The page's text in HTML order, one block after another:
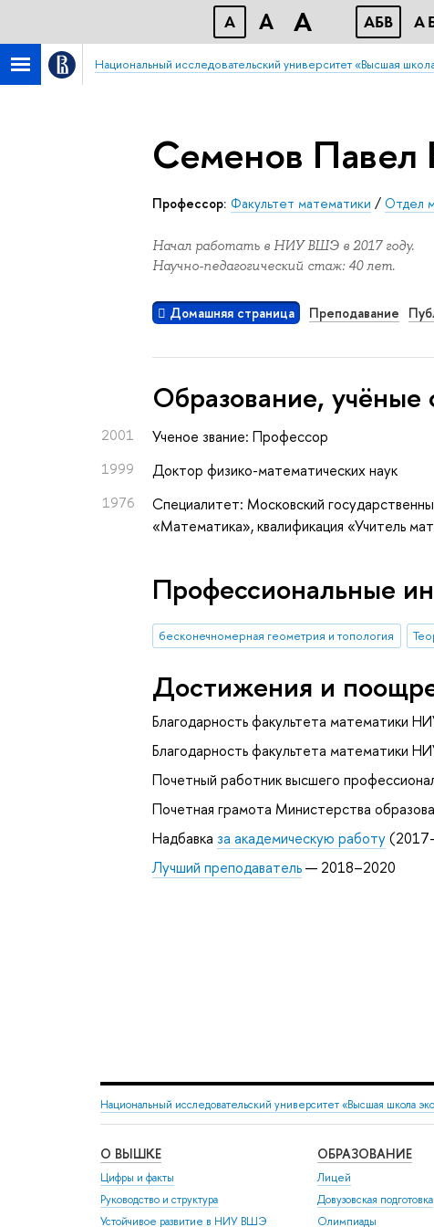
A A A АБB
Национальный исследовательский университет «Высшая
Семенов Павел
Профессор: Факультет математики / Отдел
Начал работать в НИУ ВШЭ в 2017 году.
Научно-педагогический стаж: 40 лет.
Домашняя страница Преподавание
Oбразование, учёные
2001 Ученое звание: Профессор
1999 Доктор физико-математических наук
1976
Специалитет: Московский
«Математика», квалификация «Учитель
Профессиональные
бесконечномерная геометрия и топология
Достижения и
Благодарность факультета математики
Благодарность факультета математики
Почетный работник высшего
Почетная грамота Министерства
Надбавка за академическую работу
Лучший преподаватель— 2018–2020
Национальный исследовательский университет «Высшая школа
О ВЫШКЕ
Цифры и факты
Руководство и структура
Устойчивое развитие в НИУ ВШЭ
ОБРАЗОВАНИЕ
Лицей
Довузовская подготовка
Олимпиады